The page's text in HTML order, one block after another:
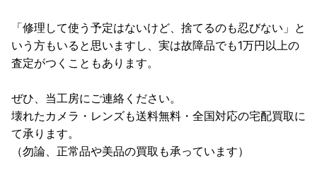
「修理して使う予定はないけど、捨てるのも忍びない」と
いう方もいると思いますし、実は故障品でも1万円以上の
査定がつくこともあります。
ぜひ、当工房にご連絡ください。
壊れたカメラ・レンズも送料無料・全国対応の宅配買取に
て承ります。
（勿論、正常品や美品の買取も承っています）